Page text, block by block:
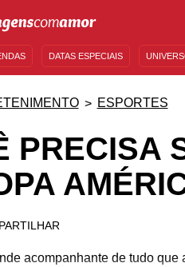
DATAS ESPECIAIS
ESPORTES
PRECISA
acompanhante de tudo que